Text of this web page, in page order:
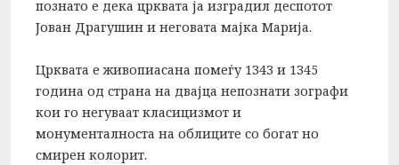
познато е дека црквата ја изградил деспотот
Јован Драгушин и неговата мајка Марија.
Црквата е живопиасана помеѓу 1343 и 1345
година од страна на двајца непознати зографи
кои го негуваат класицизмот и
монументалноста на облиците со богат но
смирен колорит.